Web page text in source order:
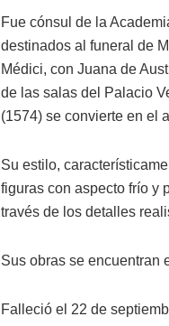
Fue cónsul de la
destinados al funeral de
Médici, con Juana de
de las salas del Palacio
(1574) se convierte en el
Su estilo,
figuras con aspecto frío y
través de los detalles
Sus obras se encuentran
Falleció el 22 de